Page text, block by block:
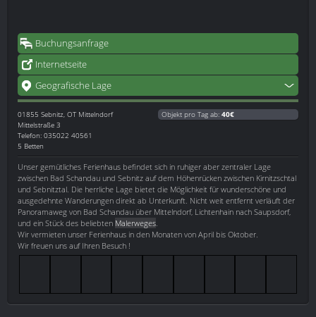
Buchungsanfrage
Internetseite
Geografische Lage
01855 Sebnitz, OT Mittelndorf
Mittelstraße 3
Telefon: 035022 40561
5 Betten
Objekt pro Tag ab: 40€
Unser gemütliches Ferienhaus befindet sich in ruhiger aber zentraler Lage
zwischen Bad Schandau und Sebnitz auf dem Höhenrücken zwischen Kirnitzschtal
und Sebnitztal. Die herrliche Lage bietet die Möglichkeit für wunderschöne und
ausgedehnte Wanderungen direkt ab Unterkunft. Nicht weit entfernt verläuft der
Panoramaweg von Bad Schandau über Mittelndorf, Lichtenhain nach Saupsdorf,
und ein Stück des beliebten Malerweges
Wir vermieten unser Ferienhaus in den Monaten von April bis Oktober.
Wir freuen uns auf Ihren Besuch !